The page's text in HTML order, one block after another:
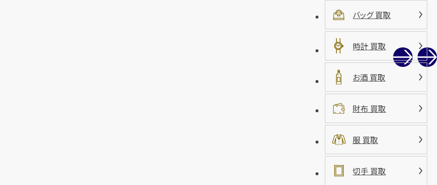
バッグ 買取
時計 買取
お酒 買取
財布 買取
服 買取
切手 買取